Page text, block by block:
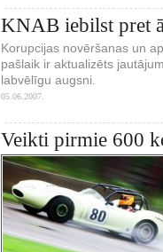
KNAB iebilst pret
Korupcijas novēršanas un
pašlaik ir aktualizēts
labvēlīgu augsni.
05.06.2007.
Veikti pirmie 600